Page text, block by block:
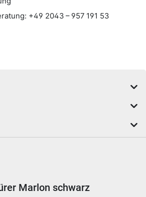
+49 2043 – 957 191 53
Marlon schwarz